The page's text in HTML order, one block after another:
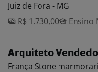
Juiz de Fora - MG
R$ 1.730,00
Ensino
Arquiteto
França Stone